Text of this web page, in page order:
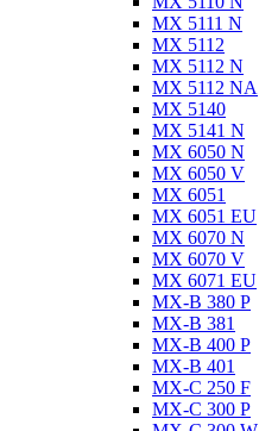
MX 5111 N
MX 5112
MX 5112 N
MX 5112 NA
MX 5140
MX 5141 N
MX 6050 N
MX 6050 V
MX 6051
MX 6051 EU
MX 6070 N
MX 6070 V
MX 6071 EU
MX-B 380 P
MX-B 381
MX-B 400 P
MX-B 401
MX-C 250 F
MX-C 300 P